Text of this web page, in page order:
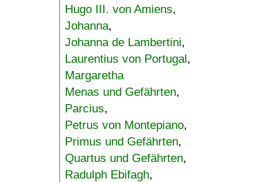
Hugo III. von Amiens,
Johanna,
Johanna de Lambertini,
Laurentius von Portugal,
Margaretha
Menas und Gefährten,
Parcius,
Petrus von Montepiano,
Primus und Gefährten,
Quartus und Gefährten,
Radulph Ebifagh,